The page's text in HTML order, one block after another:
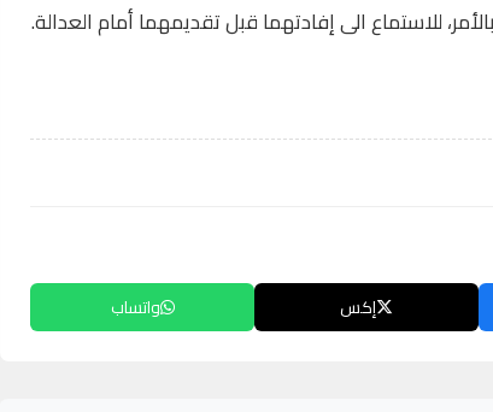
للاستماع الى إفادتهما قبل تقديمهما أمام العدالة.
إكس واتساب